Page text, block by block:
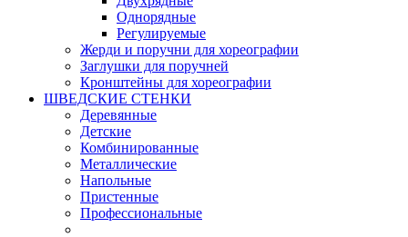
Однорядные
Регулируемые
Жерди и поручни для хореографии
Заглушки для поручней
Кронштейны для хореографии
ШВЕДСКИЕ СТЕНКИ
Деревянные
Детские
Комбинированные
Металлические
Напольные
Пристенные
Профессиональные